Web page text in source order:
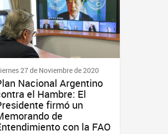
27 de Noviembre de 2020
Nacional Argentino
el Hambre: El
firmó un
de
con la FAO